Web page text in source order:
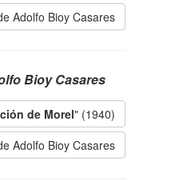
Adolfo Bioy Casares
Bioy Casares
de Morel" (1940)
Adolfo Bioy Casares